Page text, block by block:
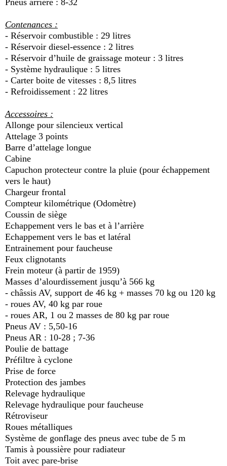
Contenances :
- Réservoir combustible : 29 litres
- Réservoir diesel-essence : 2 litres
- Réservoir d’huile de graissage moteur : 3 litres
- Système hydraulique : 5 litres
- Carter boite de vitesses : 8,5 litres
- Refroidissement : 22 litres
Accessoires :
Allonge pour silencieux vertical
Attelage 3 points
Barre d’attelage longue
Cabine
Capuchon protecteur contre la pluie (pour échappement
vers le haut)
Chargeur frontal
Compteur kilométrique (Odomètre)
Coussin de siège
Echappement vers le bas et à l’arrière
Echappement vers le bas et latéral
Entrainement pour faucheuse
Feux clignotants
Frein moteur (à partir de 1959)
Masses d’alourdissement jusqu’à 566 kg
- châssis AV, support de 46 kg + masses 70 kg ou 120 kg
- roues AV, 40 kg par roue
- roues AR, 1 ou 2 masses de 80 kg par roue
Pneus AV : 5,50-16
Pneus AR : 10-28 ; 7-36
Poulie de battage
Préfiltre à cyclone
Prise de force
Protection des jambes
Relevage hydraulique
Relevage hydraulique pour faucheuse
Rétroviseur
Roues métalliques
Système de gonflage des pneus avec tube de 5 m
Tamis à poussière pour radiateur
Toit avec pare-brise